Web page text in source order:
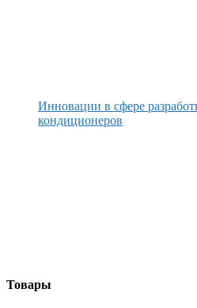
Инновации в сфере
кондиционеров
Товары